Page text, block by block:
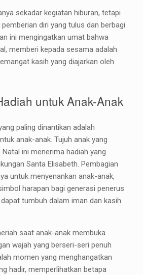
sekadar kegiatan hiburan, tetapi
diri yang tulus dan berbagi
ini mengingatkan umat bahwa
memberi kepada sesama adalah
kasih yang diajarkan oleh
untuk Anak-Anak
paling dinantikan adalah
anak-anak. Tujuh anak yang
ini menerima hadiah yang
Santa Elisabeth. Pembagian
untuk menyenankan anak-anak,
harapan bagi generasi penerus
tumbuh dalam iman dan kasih
saat anak-anak membuka
wajah yang berseri-seri penuh
momen yang menghangatkan
hadir, memperlihatkan betapa